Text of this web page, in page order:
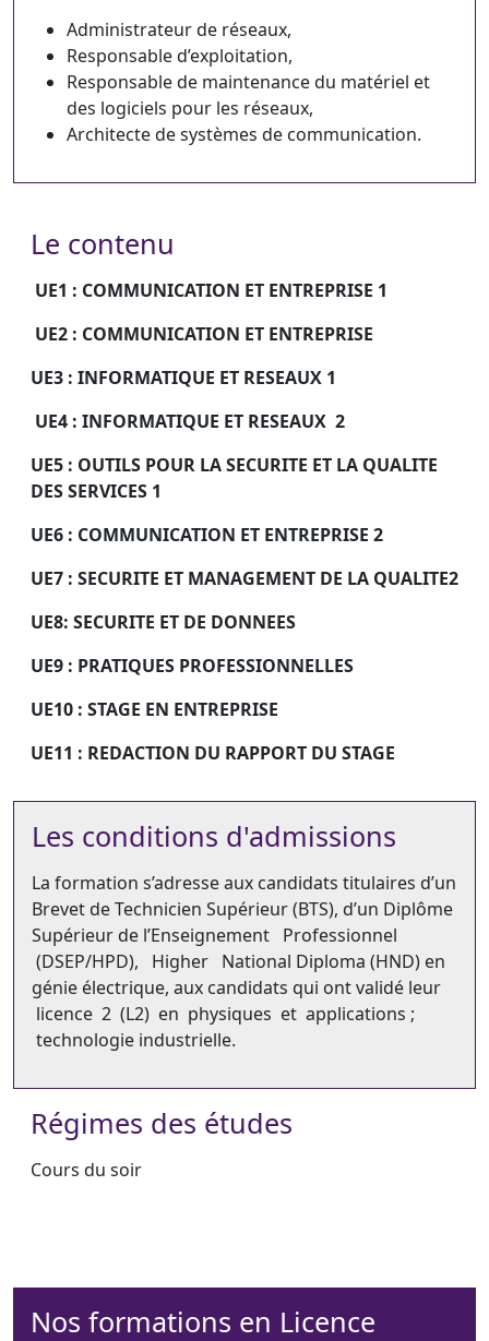
Administrateur de réseaux,
Responsable d’exploitation,
Responsable de maintenance du matériel et
des logiciels pour les réseaux,
Architecte de systèmes de communication.
Le contenu
UE1 : COMMUNICATION ET ENTREPRISE 1
UE2 : COMMUNICATION ET ENTREPRISE
UE3 : INFORMATIQUE ET RESEAUX 1
UE4 : INFORMATIQUE ET RESEAUX 2
UE5 : OUTILS POUR LA SECURITE ET LA QUALITE
DES SERVICES 1
UE6 : COMMUNICATION ET ENTREPRISE 2
UE7 : SECURITE ET MANAGEMENT DE LA QUALITE2
UE8: SECURITE ET DE DONNEES
UE9 : PRATIQUES PROFESSIONNELLES
UE10 : STAGE EN ENTREPRISE
UE11 : REDACTION DU RAPPORT DU STAGE
Les conditions d'admissions
La formation s’adresse aux candidats titulaires d’un
Brevet de Technicien Supérieur (BTS), d’un Diplôme
Supérieur de l’Enseignement Professionnel
(DSEP/HPD), Higher National Diploma (HND) en
génie électrique, aux candidats qui ont validé leur
licence 2 (L2) en physiques et applications ;
technologie industrielle.
Régimes des études
Cours du soir
Nos formations en Licence